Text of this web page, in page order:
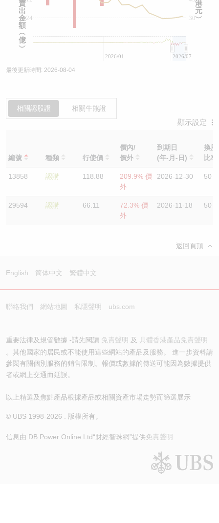
-24 30
2026/01 2026/07
賣
出
金
額
︵
億
︶
港
元
︶
最後更新時間: 2026-08-04
相關認股證 相關牛熊證
顯示設定
編號 種類 行使價
價內/
價外
到期日
(年-月-日)
換股
比率
13858 認購 118.88
209.9% 價
外
2026-12-30 50
29594 認購 66.11
72.3% 價
外
2026-11-18 50
返回頁頂
English 简体中文 繁體中文
聯絡我們 網站地圖 私隱聲明 ubs.com
重要法律及規管數據 -請先閱讀 免責聲明 及 具體香港產品免責聲明
。其他國家的居民或不能使用這些網站的產品及服務。 進一步資料請
參閱有關個別服務的銷售限制。報價或數據的傳送可能因為數據提供
者或網上交通而延誤。
以上精選及焦點產品根據產品或相關資產市場走勢而篩選展示
© UBS 1998-2026 . 版權所有。
信息由 DB Power Online Ltd“財經智珠網”提供免責聲明